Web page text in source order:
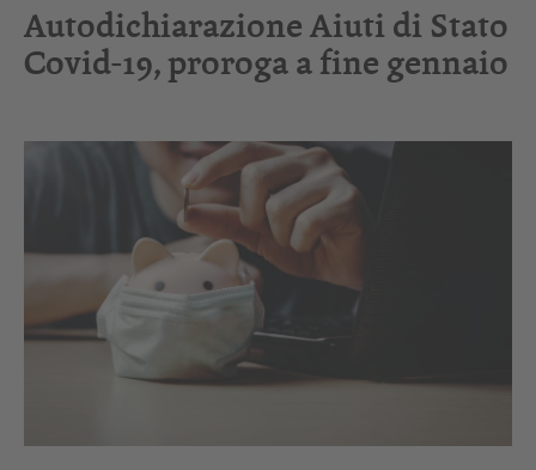
Autodichiarazione Aiuti di Stato
Covid-19, proroga a fine gennaio